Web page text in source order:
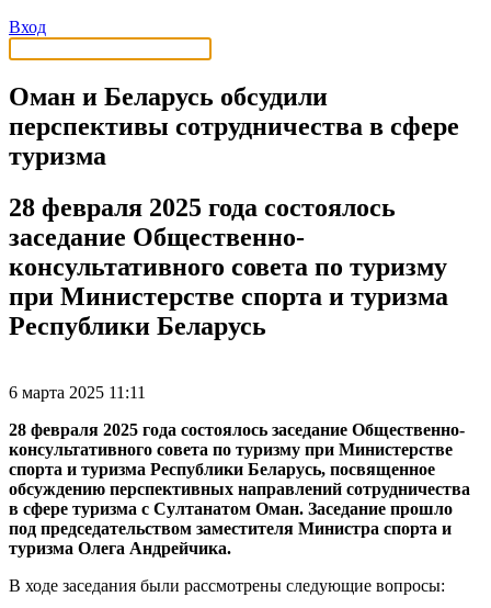
Вход
Оман и Беларусь обсудили
перспективы сотрудничества в сфере
туризма
28 февраля 2025 года состоялось
заседание Общественно-
консультативного совета по туризму
при Министерстве спорта и туризма
Республики Беларусь
6 марта 2025 11:11
28 февраля 2025 года состоялось заседание Общественно-
консультативного совета по туризму при Министерстве
спорта и туризма Республики Беларусь, посвященное
обсуждению перспективных направлений сотрудничества
в сфере туризма с Султанатом Оман. Заседание прошло
под председательством заместителя Министра спорта и
туризма Олега Андрейчика.
В ходе заседания были рассмотрены следующие вопросы: